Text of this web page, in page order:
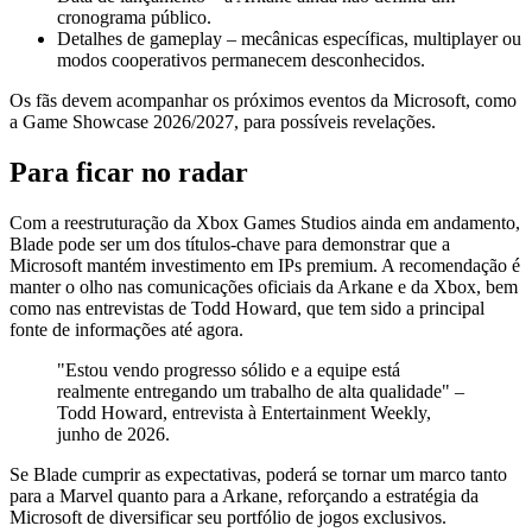
cronograma público.
Detalhes de gameplay – mecânicas específicas, multiplayer ou
modos cooperativos permanecem desconhecidos.
Os fãs devem acompanhar os próximos eventos da Microsoft, como
a Game Showcase 2026/2027, para possíveis revelações.
Para ficar no radar
Com a reestruturação da Xbox Games Studios ainda em andamento,
Blade pode ser um dos títulos‑chave para demonstrar que a
Microsoft mantém investimento em IPs premium. A recomendação é
manter o olho nas comunicações oficiais da Arkane e da Xbox, bem
como nas entrevistas de Todd Howard, que tem sido a principal
fonte de informações até agora.
"Estou vendo progresso sólido e a equipe está
realmente entregando um trabalho de alta qualidade" –
Todd Howard, entrevista à Entertainment Weekly,
junho de 2026.
Se Blade cumprir as expectativas, poderá se tornar um marco tanto
para a Marvel quanto para a Arkane, reforçando a estratégia da
Microsoft de diversificar seu portfólio de jogos exclusivos.